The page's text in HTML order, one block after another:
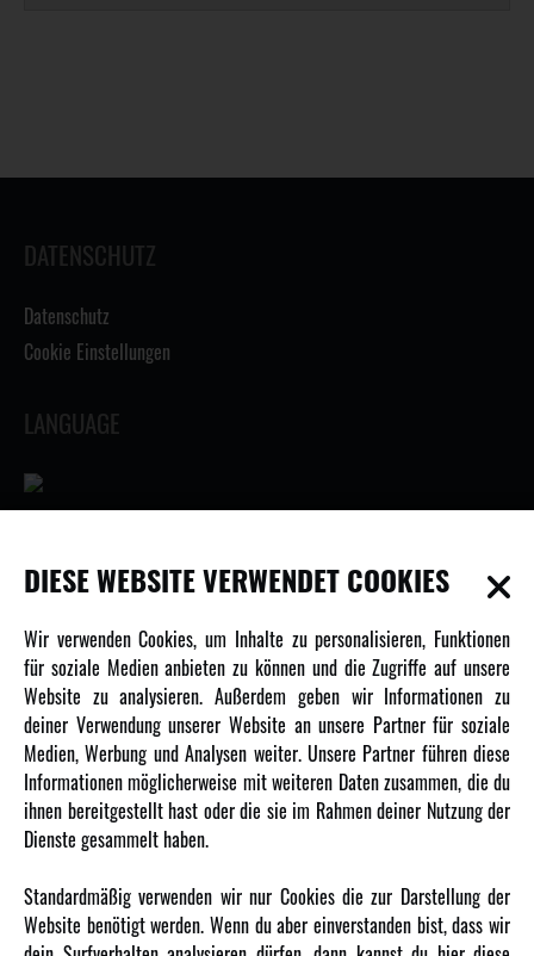
DATENSCHUTZ
Datenschutz
Cookie Einstellungen
LANGUAGE
INFORMATIONEN
Newsletter
Über uns
Karriere
Amewi Kataloge
MEHR VON AMEWI
Amewi Construction - Nutzfahrzeuge
DIESE WEBSITE VERWENDET COOKIES
Wir verwenden Cookies, um Inhalte zu personalisieren, Funktionen
für soziale Medien anbieten zu können und die Zugriffe auf unsere
Website zu analysieren. Außerdem geben wir Informationen zu
deiner Verwendung unserer Website an unsere Partner für soziale
Medien, Werbung und Analysen weiter. Unsere Partner führen diese
Informationen möglicherweise mit weiteren Daten zusammen, die du
ihnen bereitgestellt hast oder die sie im Rahmen deiner Nutzung der
Dienste gesammelt haben.
Standardmäßig verwenden wir nur Cookies die zur Darstellung der
Website benötigt werden. Wenn du aber einverstanden bist, dass wir